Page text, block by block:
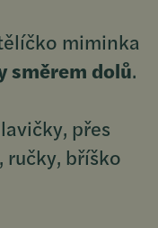
miminka
směrem dolů.
přes
ručky, bříško